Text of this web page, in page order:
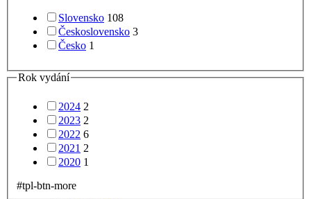
Slovensko 108
Československo 3
Česko 1
Rok vydání
2024 2
2023 2
2022 6
2021 2
2020 1
#tpl-btn-more